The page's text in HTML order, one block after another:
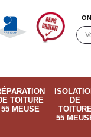
TOITURE
55 MEUSE
DE
55